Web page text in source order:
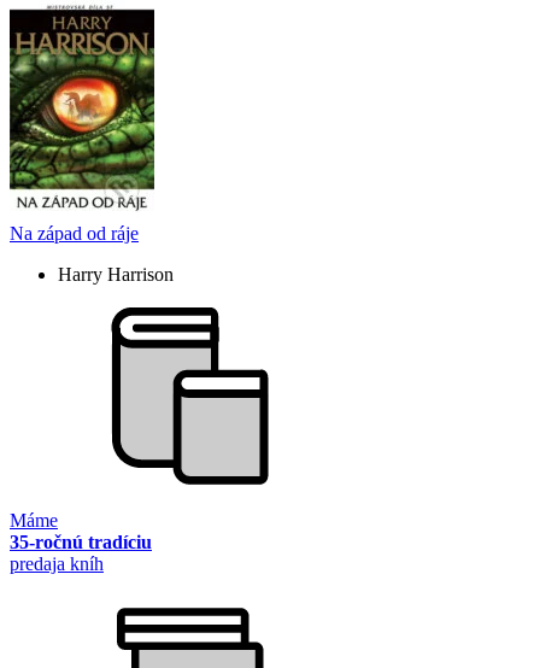
Na západ od ráje
Harry Harrison
Máme
35-ročnú tradíciu
predaja kníh